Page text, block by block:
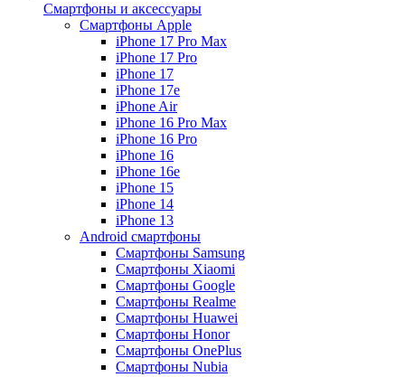
Смартфоны и аксессуары
Смартфоны Apple
iPhone 17 Pro Max
iPhone 17 Pro
iPhone 17
iPhone 17e
iPhone Air
iPhone 16 Pro Max
iPhone 16 Pro
iPhone 16
iPhone 16e
iPhone 15
iPhone 14
iPhone 13
Android cмартфоны
Смартфоны Samsung
Смартфоны Xiaomi
Смартфоны Google
Смартфоны Realme
Смартфоны Huawei
Смартфоны Honor
Смартфоны OnePlus
Смартфоны Nubia